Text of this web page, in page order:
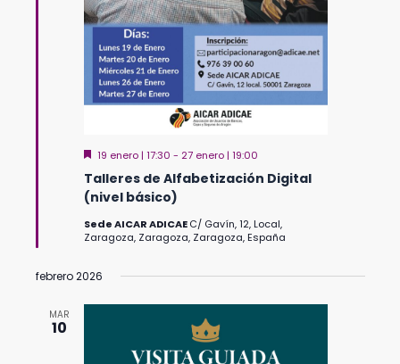
Talleres de Alfabetización Digital
(nivel básico)
Destacado
19 enero | 17:30 - 27 enero | 19:00
Sede AICAR ADICAEC/ Gavín, 12, Local,
Zaragoza, Zaragoza, Zaragoza, España
febrero 2026
MAR
10